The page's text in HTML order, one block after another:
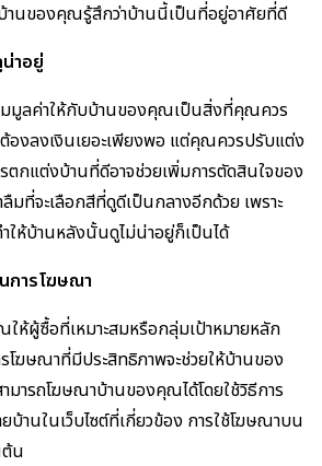
านของคุณรู้สึกว่าบ้านนี้เป็นที่อยู่อาศัยที่ดี
าอยู่
มมูลค่าให้กับบ้านของคุณเป็นสิ่งที่คุณควร
องลงเงินเยอะเพียงพอ แต่คุณควรปรับแต่ง
ตกแต่งบ้านที่ดีอาจช่วยเพิ่มการตัดสินใจของ
มที่จะเลือกสีที่ดูดีเป็นกลางอีกด้วย เพราะ
ำให้บ้านหลังนั้นดูไม่น่าอยู่ก็เป็นได้
การโฆษณา
ห้ผู้ซื้อที่เหมาะสมหรือกลุ่มเป้าหมายหลัก
โฆษณาที่มีประสิทธิภาพจะช่วยให้บ้านของ
ารถโฆษณาบ้านของคุณได้โดยใช้วิธีการ
บ้านในเว็บไซต์ที่เกี่ยวข้อง การใช้โฆษณาบน
น